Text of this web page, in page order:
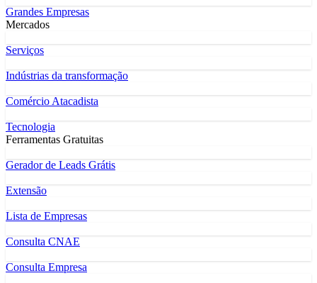
Grandes Empresas
Mercados
Serviços
Indústrias da transformação
Comércio Atacadista
Tecnologia
Ferramentas Gratuitas
Gerador de Leads Grátis
Extensão
Lista de Empresas
Consulta CNAE
Consulta Empresa